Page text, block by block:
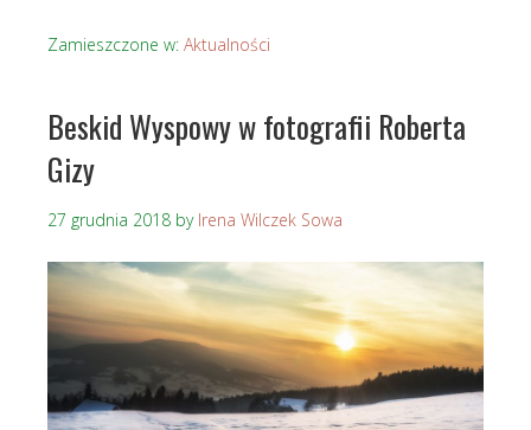
Zamieszczone w: Aktualności
Beskid Wyspowy w fotografii Roberta
Gizy
27 grudnia 2018 by Irena Wilczek Sowa